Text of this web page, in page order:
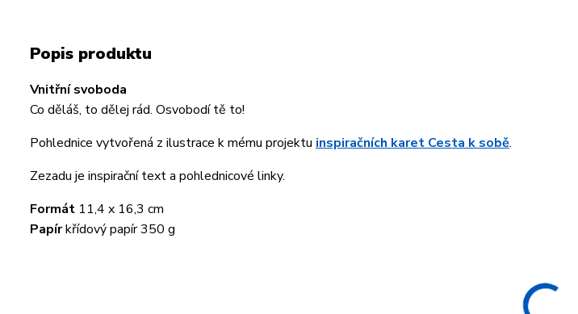
Popis produktu
Vnitřní svoboda
Co děláš, to dělej rád. Osvobodí tě to!
Pohlednice vytvořená z ilustrace k mému projektu inspiračních karet Cesta k sobě.
Zezadu je inspirační text a pohlednicové linky.
Formát 11,4 x 16,3 cm
Papírkřídový papír 350 g